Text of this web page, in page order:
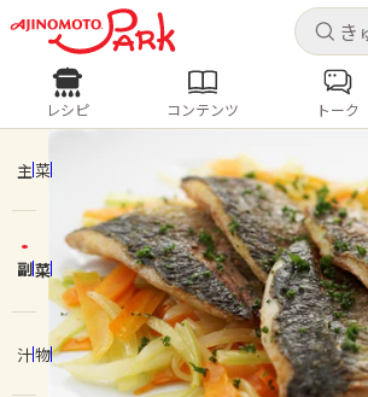
ログインするとレシピを保存でき
ログイン 新
ホーム
コンテンツ
レシピ コ
人気の食材・レシピ
きゅうり なす トマト
と
ピーマン
みょうが ゴーヤ
レシピ コンテンツ トーク
主菜
副菜
汁物